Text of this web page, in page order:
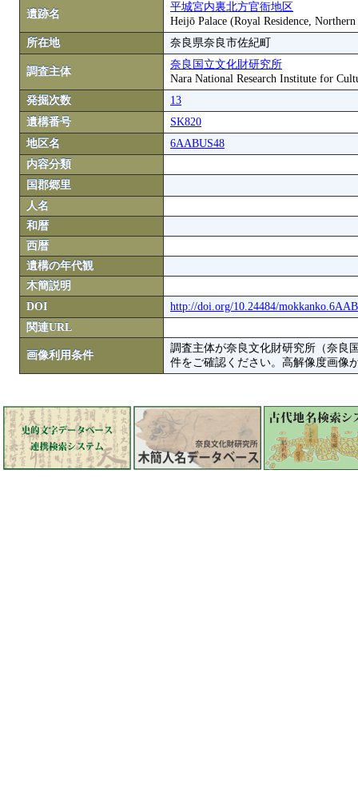
遺跡名
平城宮内裏北方官衙地区
Heijō Palace (Royal Residence,
所在地
奈良県奈良市佐紀町
調査主体
奈良国立文化財研究所
Nara National Research Institute for
発掘次数
13
遺構番号
SK820
地区名
6AABUS48
内容分類
国郡郷里
人名
和暦
西暦
遺構の年代観
木簡説明
DOI
http://doi.org/10.24484/
関連URL
画像利用条件
調査主体が奈良文化財研究所（奈良
件をご確認ください。高解像度画像